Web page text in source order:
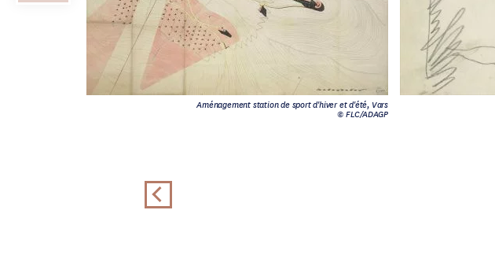
Aménagement station de sport d'hiver et d'été, Vars
© FLC/ADAGP